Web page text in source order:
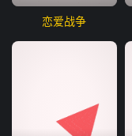
恋爱战争